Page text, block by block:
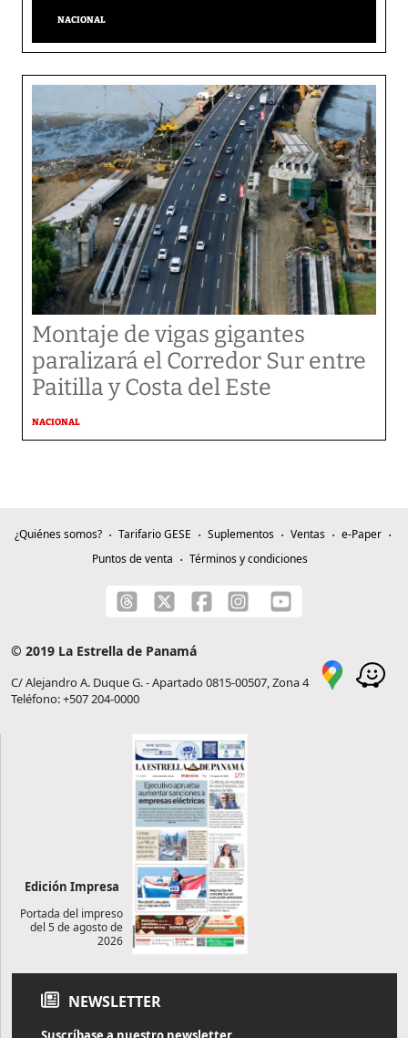
NACIONAL
Montaje de vigas gigantes
paralizará el Corredor Sur entre
Paitilla y Costa del Este
NACIONAL
¿Quiénes somos? Tarifario GESE Suplementos Ventas
e-Paper
Puntos de venta
Términos y condiciones
© 2019 La Estrella de Panamá
C/ Alejandro A. Duque G. - Apartado 0815-00507, Zona 4
Teléfono: +507 204-0000
Edición Impresa
Portada del impreso
del 5 de agosto de
2026
NEWSLETTER